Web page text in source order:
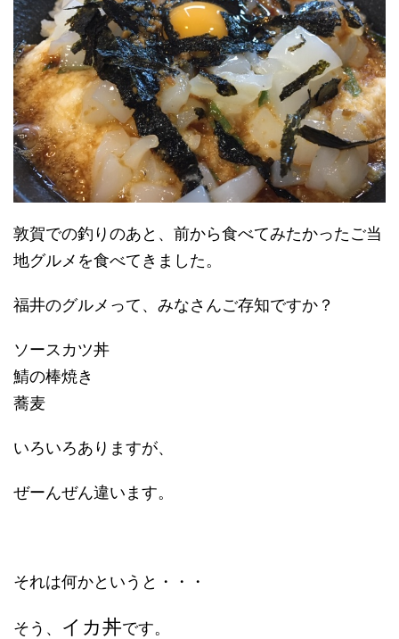
敦賀での釣りのあと、前から食べてみたかったご当
地グルメを食べてきました。
福井のグルメって、みなさんご存知ですか？
ソースカツ丼
鯖の棒焼き
蕎麦
いろいろありますが、
ぜーんぜん違います。
それは何かというと・・・
そう、 イカ丼です。